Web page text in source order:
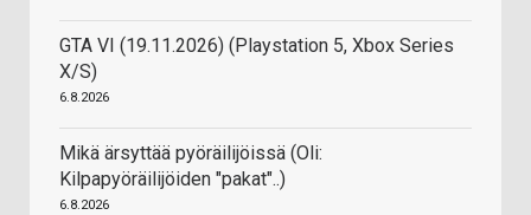
GTA VI (19.11.2026) (Playstation 5, Xbox Series
X/S)
6.8.2026
Mikä ärsyttää pyöräilijöissä (Oli:
Kilpapyöräilijöiden "pakat"..)
6.8.2026